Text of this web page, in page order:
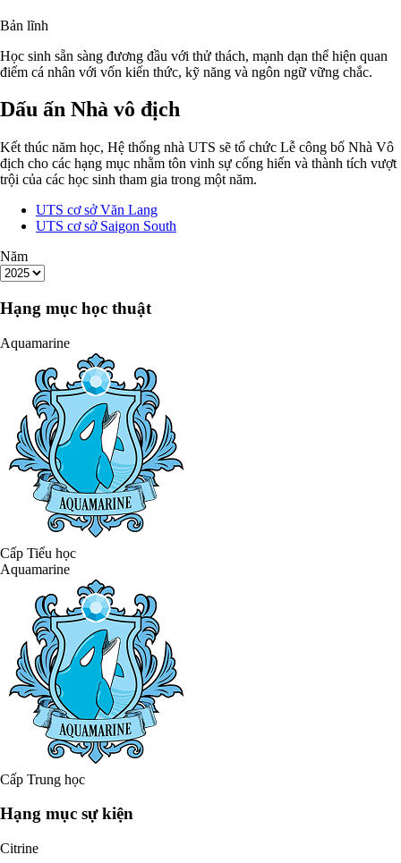
Bản lĩnh
Học sinh sẵn sàng đương đầu với thử thách, mạnh dạn thể hiện quan
điểm cá nhân với vốn kiến thức, kỹ năng và ngôn ngữ vững chắc.
Dấu ấn Nhà vô địch
Kết thúc năm học, Hệ thống nhà UTS sẽ tổ chức Lễ công bố Nhà Vô
địch cho các hạng mục nhằm tôn vinh sự cống hiến và thành tích vượt
trội của các học sinh tham gia trong một năm.
UTS cơ sở Văn Lang
UTS cơ sở Saigon South
Năm
Hạng mục học thuật
Aquamarine
Cấp Tiểu học
Aquamarine
Cấp Trung học
Hạng mục sự kiện
Citrine